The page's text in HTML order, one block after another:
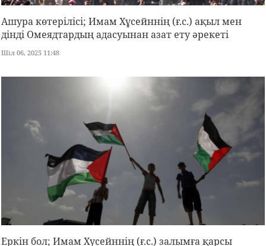
Ашура көтерілісі; Имам Хұсейннің (ғ.с.) ақыл мен
дінді Омеядтардың адасуынан азат ету әрекеті
Шіл 06, 2025 11:48
Еркін бол; Имам Хусейннің (ғ.с.) залымға қарсы